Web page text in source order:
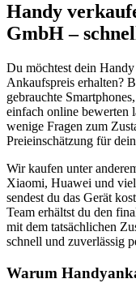
Handy
GmbH –
Du möchtest dein
Ankaufspreis erhalten?
gebrauchte
einfach online bewerten
wenige Fragen zum
Preieinschätzung für
Wir kaufen unter
Xiaomi, Huawei und
sendest du das Gerät
Team erhältst du den
mit dem tatsächlichen
schnell und zuverlässig
Warum